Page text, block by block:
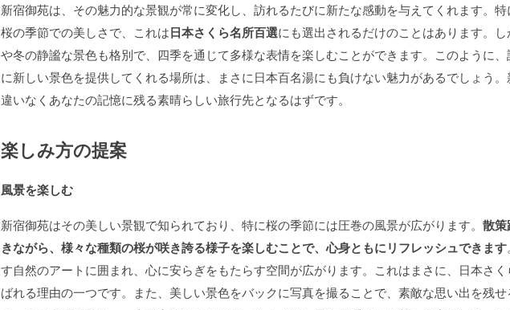
新宿御苑は、その魅力的な景観が常に変化し、訪れるたびに新たな感動を与えてくれます。特
桜の季節での美しさで、これは日本さくら名所百選にも選出されるだけのことはあります。
や冬の静謐な景色も格別で、四季を通じて多様な表情を楽しむことができます。このように
に新しい景色を提供してくれる場所は、まさに日本百名湯にも負けない魅力があるでしょう
違いなくあなたの記憶に残る素晴らしい旅行先となるはずです。
楽しみ方の提案
風景を楽しむ
新宿御苑はその美しい景観で知られており、特に桜の季節には圧巻の風景が広がります。 散
きながら、様々な種類の桜が咲き誇る様子を楽しむことで、心身ともにリフレッシュできます
す自然のアートに囲まれ、心に安らぎをもたらす空間が広がります。これはまさに、日本さ
ばれる理由の一つです。また、美しい景色をバックに写真を撮ることで、素敵な思い出を残せ